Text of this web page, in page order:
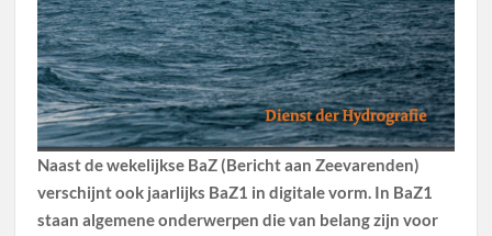
Naast de wekelijkse BaZ (Bericht aan Zeevarenden)
verschijnt ook jaarlijks BaZ1 in digitale vorm. In BaZ1
staan algemene onderwerpen die van belang zijn voor